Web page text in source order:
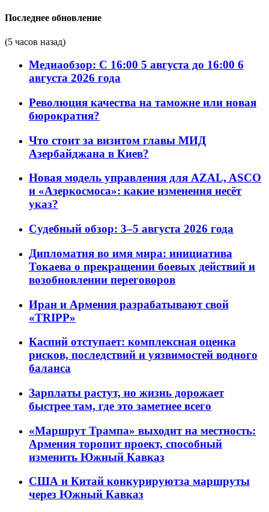
Последнее обновление
(5 часов назад)
Медиаобзор: С 16:00 5 августа до 16:00 6
августа 2026 года
Революция качества на таможне или новая
бюрократия?
Что стоит за визитом главы МИД
Азербайджана в Киев?
Новая модель управления для AZAL, ASCO
и «Азеркосмоса»: какие изменения несёт
указ?
Судебный обзор: 3–5 августа 2026 года
Дипломатия во имя мира: инициатива
Токаева о прекращении боевых действий и
возобновлении переговоров
Иран и Армения разрабатывают свой
«TRIPP»
Каспий отступает: комплексная оценка
рисков, последствий и уязвимостей водного
баланса
Зарплаты растут, но жизнь дорожает
быстрее там, где это заметнее всего
«Маршрут Трампа» выходит на местность:
Армения торопит проект, способный
изменить Южный Кавказ
США и Китай конкурируютза маршруты
через Южный Кавказ